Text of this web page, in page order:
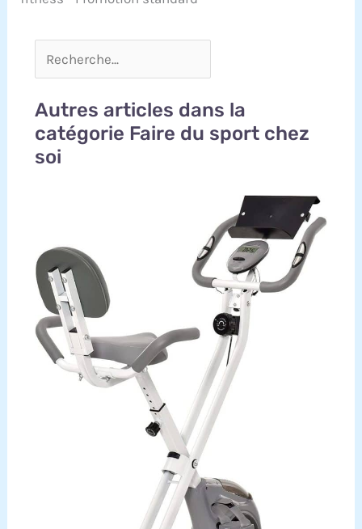
fitness en toute
Autres articles dans la
catégorie Faire du sport chez
soi